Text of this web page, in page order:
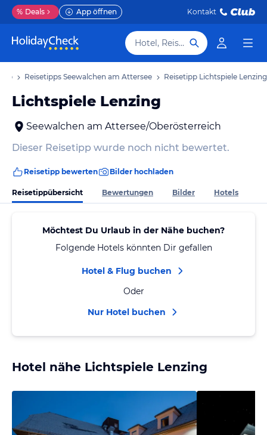
% Deals App öffnen Kontakt
Hotel, Reiseziel
Reisetipps Seewalchen am Attersee Reisetipp Lichtspiele Lenzing
Lichtspiele Lenzing
Seewalchen am Attersee/Oberösterreich
Dieser Reisetipp wurde noch nicht bewertet.
Reisetipp bewerten Bilder hochladen
Reisetippübersicht Bewertungen Bilder Hotels
Möchtest Du Urlaub in der Nähe buchen?
Folgende Hotels könnten Dir gefallen
Hotel & Flug buchen
Oder
Nur Hotel buchen
Hotel nähe Lichtspiele Lenzing